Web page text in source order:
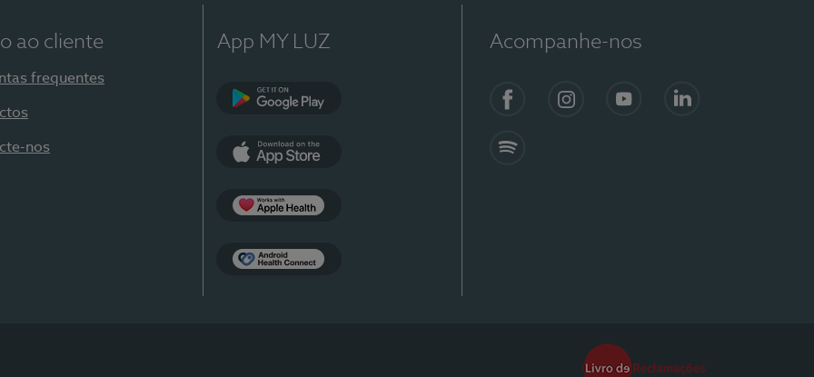
ao cliente
frequentes
nos
App MY LUZ Acompanhe-nos